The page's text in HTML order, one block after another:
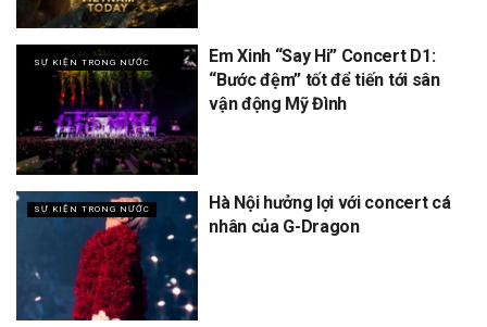
SỰ KIỆN TRONG NƯỚC
Em Xinh “Say Hi” Concert D1:
“Bước đệm” tốt để tiến tới sân
vận động Mỹ Đình
SỰ KIỆN TRONG NƯỚC
Hà Nội hưởng lợi với concert cá
nhân của G-Dragon